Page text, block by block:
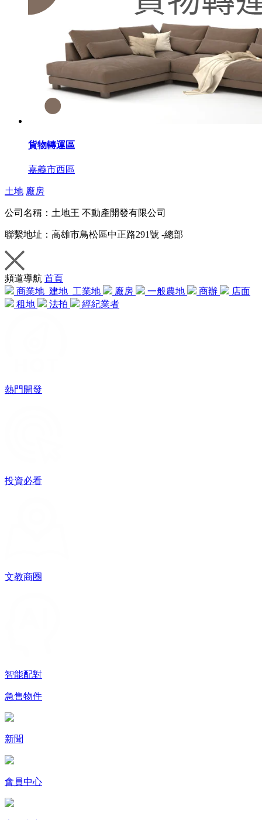
貨物轉運區
嘉義市西區
土地 廠房
公司名稱： 土地王 不動產開發有限公司
聯繫地址： 高雄市鳥松區中正路291號 -總部
頻道導航 首頁
商業地 建地 工業地 廠房 一般農地 商辦
店面
租地
法拍 經紀業者
熱門開發
投資必看
文教商圈
智能配對
急售物件
新聞
會員中心